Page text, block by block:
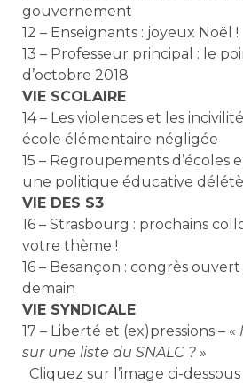
gouvernement
12 – Enseignants : joyeux Noël !
13 – Professeur principal : le
d’octobre 2018
VIE SCOLAIRE
14 – Les violences et les
école élémentaire négligée
15 – Regroupements d’écoles
une politique éducative
VIE DES S3
16 – Strasbourg : prochains
votre thème !
16 – Besançon : congrès
demain
VIE SYNDICALE
17 – Liberté et (ex)pressions – «
sur une liste du SNALC ? »
Cliquez sur l’image ci-